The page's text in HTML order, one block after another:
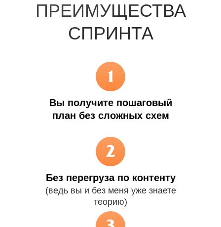
Без перегруза по контенту
Вы получите пошаговый
план без сложных схем
ПРЕИМУЩЕСТВА
СПРИНТА
(ведь вы и без меня уже знаете
теорию)